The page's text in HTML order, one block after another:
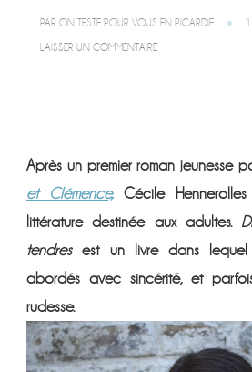
PAR ON TESTE POUR VOUS EN PICARDIE
LAISSER UN COMMENTAIRESUR
HISTOIRES
D’AMOUR
EN
UNE
Après un premier roman jeunesse
et Clémence,Cécile
littérature destinée aux adultes.
tendresest un livre dans lequel
abordés avec sincérité, et
rudesse.